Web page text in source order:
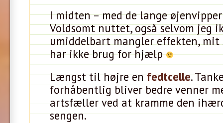
I midten – med de lange
Voldsomt nuttet, også selvom jeg
umiddelbart mangler effekten,
har ikke brug for hjælp
Længst til højre enfedtcelle.
forhåbentlig bliver bedre venner
artsfæller ved at kramme den
sengen.